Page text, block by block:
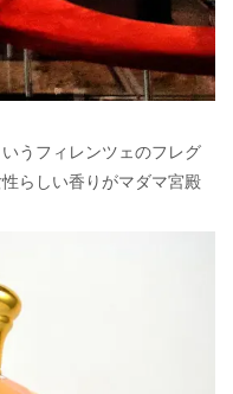
うフィレンツェのフレグ
らしい香りがマダマ宮殿